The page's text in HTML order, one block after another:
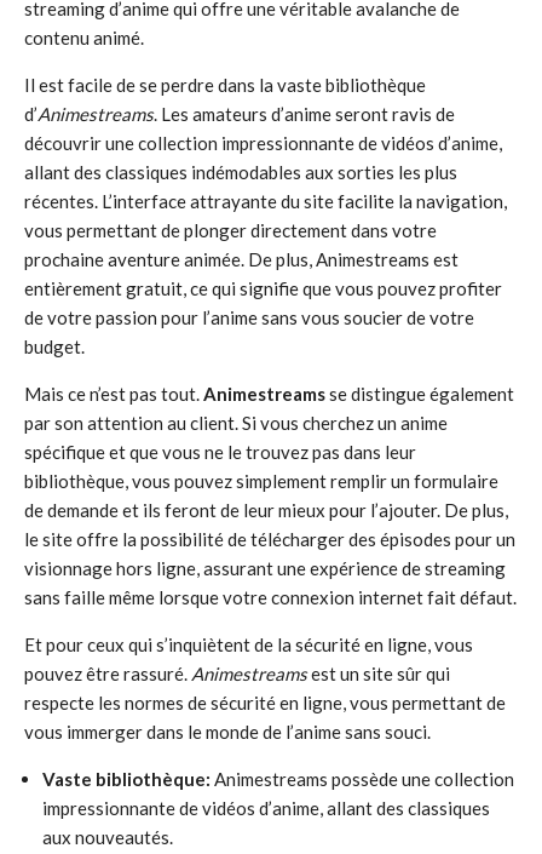
streaming d’anime qui offre une véritable avalanche de
contenu animé.
Il est facile de se perdre dans la vaste bibliothèque
d’Animestreams. Les amateurs d’anime seront ravis de
découvrir une collection impressionnante de vidéos d’anime,
allant des classiques indémodables aux sorties les plus
récentes. L’interface attrayante du site facilite la navigation,
vous permettant de plonger directement dans votre
prochaine aventure animée. De plus, Animestreams est
entièrement gratuit, ce qui signifie que vous pouvez profiter
de votre passion pour l’anime sans vous soucier de votre
budget.
Mais ce n’est pas tout.Animestreamsse distingue également
par son attention au client. Si vous cherchez un anime
spécifique et que vous ne le trouvez pas dans leur
bibliothèque, vous pouvez simplement remplir un formulaire
de demande et ils feront de leur mieux pour l’ajouter. De plus,
le site offre la possibilité de télécharger des épisodes pour un
visionnage hors ligne, assurant une expérience de streaming
sans faille même lorsque votre connexion internet fait défaut.
Et pour ceux qui s’inquiètent de la sécurité en ligne, vous
pouvez être rassuré. Animestreamsest un site sûr qui
respecte les normes de sécurité en ligne, vous permettant de
vous immerger dans le monde de l’anime sans souci.
Vaste bibliothèque: Animestreams possède une collection
impressionnante de vidéos d’anime, allant des classiques
aux nouveautés.